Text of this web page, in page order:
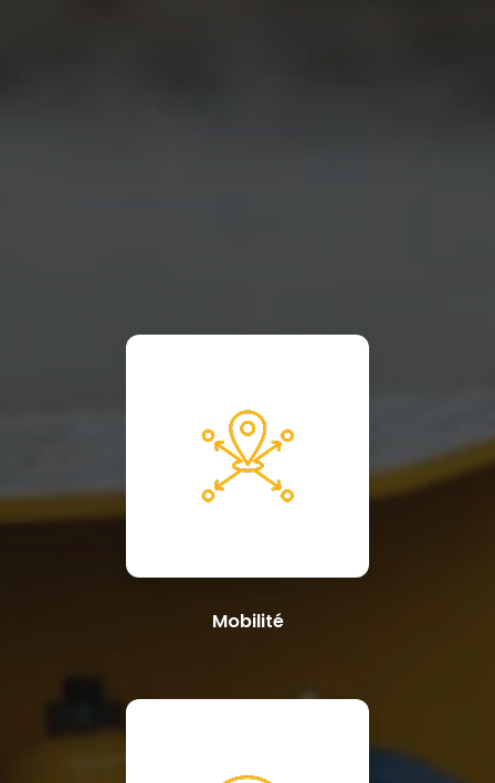
Mobilité